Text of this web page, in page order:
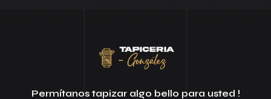
Permítanos tapizar algo bello para usted !